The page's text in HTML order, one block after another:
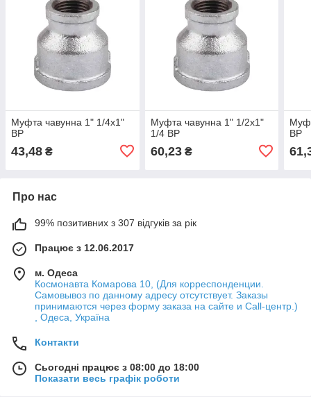
Муфта чавунна 1" 1/4х1"
ВР
43,48 ₴
Муфта чавунна 1" 1/2х1"
1/4 ВР
60,23₴
ВР
Про нас
99% позитивних з 307 відгуків за рік
Працює з 12.06.2017
м. Одеса
Космонавта Комарова 10, (Для корреспонденции.
Самовывоз по данному адресу отсутствует. Заказы
принимаются через форму заказа на сайте и Call-центр.)
, Одеса, Україна
Контакти
Сьогодні працює з 08:00 до 18:00
Показати весь графік роботи